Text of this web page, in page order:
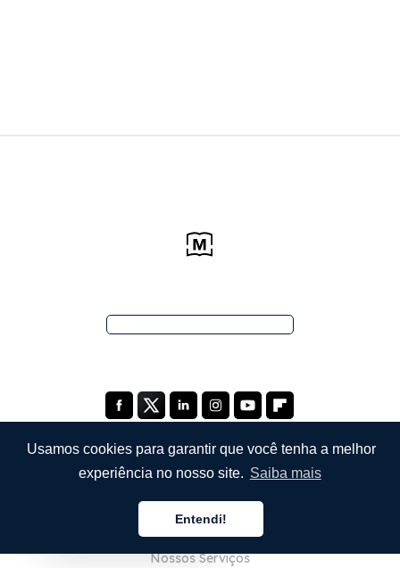
Usamos cookies para garantir que você tenha a melhor
experiência no nosso site. Saiba mais
Entendi!
Sobre Nós
Nossos Serviços
Português